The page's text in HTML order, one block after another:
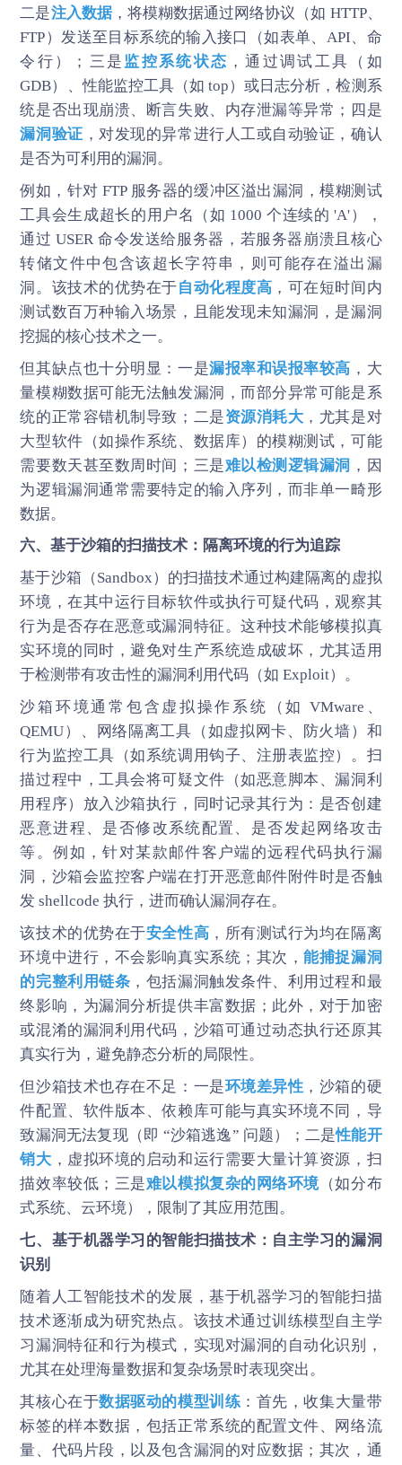
二是注入数据，将模糊数据通过网络协议（如 HTTP、
FTP）发送至目标系统的输入接口（如表单、API、命
令行）；三是 监控系统状态 ，通过调试工具（如
GDB）、性能监控工具（如 top）或日志分析，检测系
统是否出现崩溃、断言失败、内存泄漏等异常；四是
漏洞验证 ，对发现的异常进行人工或自动验证，确认
是否为可利用的漏洞。
例如，针对 FTP 服务器的缓冲区溢出漏洞，模糊测试
工具会生成超长的用户名（如 1000 个连续的 'A'），
通过 USER 命令发送给服务器，若服务器崩溃且核心
转储文件中包含该超长字符串，则可能存在溢出漏
洞。该技术的优势在于自动化程度高 ，可在短时间内
测试数百万种输入场景，且能发现未知漏洞，是漏洞
挖掘的核心技术之一。
但其缺点也十分明显：一是漏报率和误报率较高 ，大
量模糊数据可能无法触发漏洞，而部分异常可能是系
统的正常容错机制导致；二是资源消耗大 ，尤其是对
大型软件（如操作系统、数据库）的模糊测试，可能
需要数天甚至数周时间；三是难以检测逻辑漏洞 ，因
为逻辑漏洞通常需要特定的输入序列，而非单一畸形
数据。
六、基于沙箱的扫描技术：隔离环境的行为追踪
基于沙箱（Sandbox）的扫描技术通过构建隔离的虚拟
环境，在其中运行目标软件或执行可疑代码，观察其
行为是否存在恶意或漏洞特征。这种技术能够模拟真
实环境的同时，避免对生产系统造成破坏，尤其适用
于检测带有攻击性的漏洞利用代码（如 Exploit）。
沙箱环境通常包含虚拟操作系统（如 VMware、
QEMU）、网络隔离工具（如虚拟网卡、防火墙）和
行为监控工具（如系统调用钩子、注册表监控）。扫
描过程中，工具会将可疑文件（如恶意脚本、漏洞利
用程序）放入沙箱执行，同时记录其行为：是否创建
恶意进程、是否修改系统配置、是否发起网络攻击
等。例如，针对某款邮件客户端的远程代码执行漏
洞，沙箱会监控客户端在打开恶意邮件附件时是否触
发 shellcode 执行，进而确认漏洞存在。
该技术的优势在于安全性高 ，所有测试行为均在隔离
环境中进行，不会影响真实系统；其次，能捕捉漏洞
的完整利用链条 ，包括漏洞触发条件、利用过程和最
终影响，为漏洞分析提供丰富数据；此外，对于加密
或混淆的漏洞利用代码，沙箱可通过动态执行还原其
真实行为，避免静态分析的局限性。
但沙箱技术也存在不足：一是环境差异性 ，沙箱的硬
件配置、软件版本、依赖库可能与真实环境不同，导
致漏洞无法复现（即 “沙箱逃逸” 问题）；二是性能开
销大 ，虚拟环境的启动和运行需要大量计算资源，扫
描效率较低；三是难以模拟复杂的网络环境（如分布
式系统、云环境），限制了其应用范围。
七、基于机器学习的智能扫描技术：自主学习的漏洞
识别
随着人工智能技术的发展，基于机器学习的智能扫描
技术逐渐成为研究热点。该技术通过训练模型自主学
习漏洞特征和行为模式，实现对漏洞的自动化识别，
尤其在处理海量数据和复杂场景时表现突出。
其核心在于数据驱动的模型训练 ：首先，收集大量带
标签的样本数据，包括正常系统的配置文件、网络流
量、代码片段，以及包含漏洞的对应数据；其次，通